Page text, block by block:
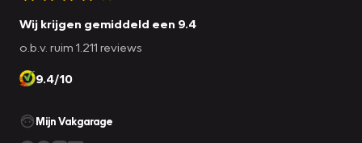
Wij krijgen gemiddeld een 9.4
o.b.v. ruim 1.211 reviews
9.4/10
Mijn Vakgarage